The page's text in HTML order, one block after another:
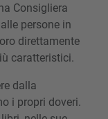
Consigliera
persone in
direttamente
caratteristici.
dalla
i propri doveri.